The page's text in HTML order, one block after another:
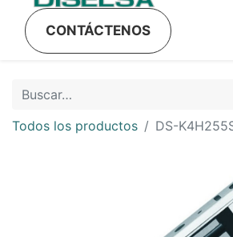
CONTÁCTENOS
Todos los productos DS-